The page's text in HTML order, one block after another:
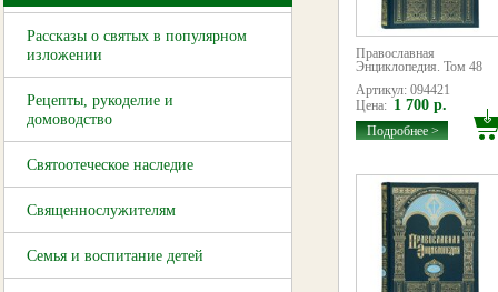
Рассказы о святых в популярном
изложении
Рецепты, рукоделие и
домоводство
Святоотеческое наследие
Священнослужителям
Семья и воспитание детей
Православная
Энциклопедия. Том 48
Артикул: 094421
Цена: 1 700 р.
Подробнее >